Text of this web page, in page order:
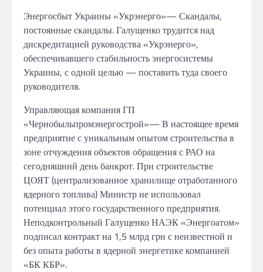
Энергосбыт Украины«Укрэнерго»— Скандалы,
постоянные скандалы. Галущенкотрудитсянад
дискредитацией руководства «Укрэнерго»,
обеспечивавшегостабильность энергосистемы
Украины, содной целью — поставить тудасвоего
руководителя.
Управляющая компания ГП
«Чернобыльпромэнергострой»— В настоящее время
предприятиесуникальным опытом строительствав
зоне отчуждения объектов обращениясРАО на
сегодняшний день банкрот.При строительстве
ЦОЯТ (централизованное хранилище отработанного
ядерного топлива) Министрнеиспользовал
потенциал этогогосударственногопредприятия.
Неподконтрольный Галущенко НАЭК«Энергоатом»
подписалконтракт на 1,5 млрд грн снеизвестной и
без опыта работыв ядерной энергетике компанией
«БККБР».